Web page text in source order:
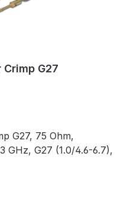
G27
Ohm,
GHz, G27 (1.0/4.6-6.7),